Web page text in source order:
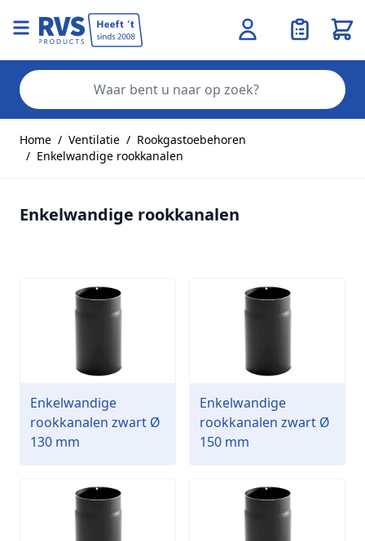
Home / Ventilatie / Rookgastoebehoren
/ Enkelwandige rookkanalen
Enkelwandige rookkanalen
Enkelwandige
rookkanalen zwart Ø
130 mm
Enkelwandige
rookkanalen zwart Ø
150 mm